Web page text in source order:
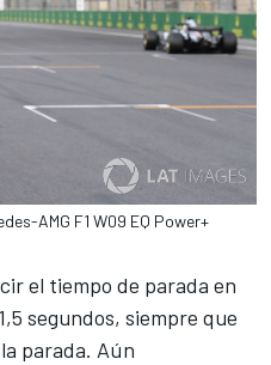
AMG F1 W09 EQ Power+
el tiempo de parada en
segundos, siempre que
parada. Aún